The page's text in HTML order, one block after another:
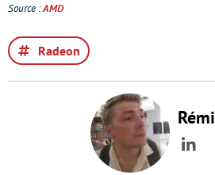
Source :AMD
Radeon